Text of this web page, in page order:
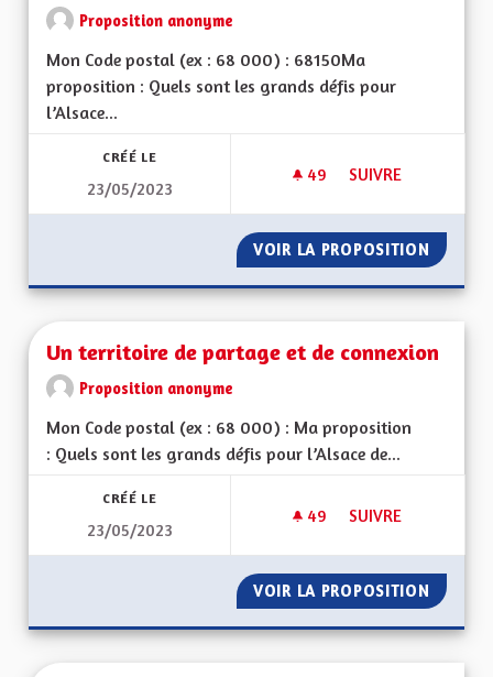
Proposition anonyme
Mon Code postal (ex : 68 000) : 68150Ma
proposition : Quels sont les grands défis pour
l’Alsace...
CRÉÉ LE
23/05/2023
49 49 ABONNÉS
SUIVRE
VOIR LA PROPOSITION
Un territoire de partage et de connexion
Proposition anonyme
Mon Code postal (ex : 68 000) : Ma proposition
: Quels sont les grands défis pour l’Alsace de...
CRÉÉ LE
23/05/2023
49 49 ABONNÉS
SUIVRE
VOIR LA PROPOSITION UN